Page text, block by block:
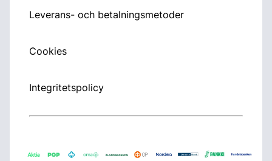
Leverans- och betalningsmetoder
Cookies
Integritetspolicy